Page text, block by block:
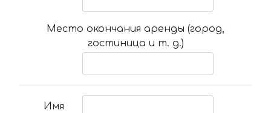
Место окончания аренды (город,
гостиница и т. д.)
Имя